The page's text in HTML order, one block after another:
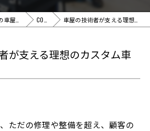
COLUMN 車屋の技術者が支える理想のカスタム車両づくり
が支える理想のカスタム車
ただの修理や整備を超え、顧客の